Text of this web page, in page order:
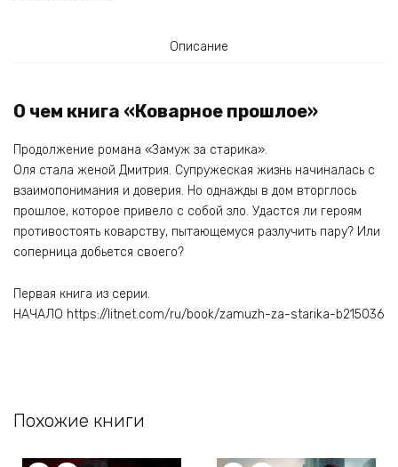
Описание
О чем книга «Коварное прошлое»
Продолжение романа «Замуж за старика».
Оля стала женой Дмитрия. Супружеская жизнь начиналась с
взаимопонимания и доверия. Но однажды в дом вторглось
прошлое, которое привело с собой зло. Удастся ли героям
противостоять коварству, пытающемуся разлучить пару? Или
соперница добьется своего?
Первая книга из серии.
НАЧАЛО https://litnet.com/ru/book/zamuzh-za-starika-b215036
Похожие книги